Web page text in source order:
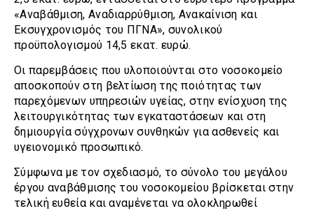
«Αναβάθμιση, Αναδιαρρύθμιση, Ανακαίνιση και
Εκσυγχρονισμός του ΠΓΝΑ», συνολικού
προϋπολογισμού 14,5 εκατ. ευρώ.
Οι παρεμβάσεις που υλοποιούνται στο νοσοκομείο
αποσκοπούν στη βελτίωση της ποιότητας των
παρεχόμενων υπηρεσιών υγείας, στην ενίσχυση της
λειτουργικότητας των εγκαταστάσεων και στη
δημιουργία σύγχρονων συνθηκών για ασθενείς και
υγειονομικό προσωπικό.
Σύμφωνα με τον σχεδιασμό, το σύνολο του μεγάλου
έργου αναβάθμισης του νοσοκομείου βρίσκεται στην
τελική ευθεία και αναμένεται να ολοκληρωθεί